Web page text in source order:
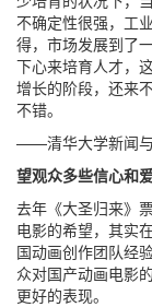
不确定性很强，工
得，市场发展到了
下心来培育人才，
增长的阶段，还来
不错。
——清华大学新闻
望观众多些信心和
去年《大圣归来》
电影的希望，其实
国动画创作团队经
众对国产动画电影
更好的表现。